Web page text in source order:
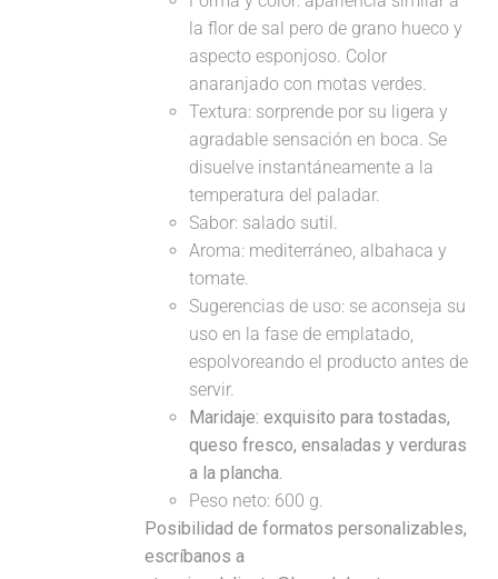
la flor de sal pero de grano hueco y
aspecto esponjoso. Color
anaranjado con motas verdes.
Textura: sorprende por su ligera y
agradable sensación en boca. Se
disuelve instantáneamente a la
temperatura del paladar.
Sabor: salado sutil.
Aroma: mediterráneo, albahaca y
tomate.
Sugerencias de uso: se aconseja su
uso en la fase de emplatado,
espolvoreando el producto antes de
servir.
Maridaje: exquisito para tostadas,
queso fresco, ensaladas y verduras
a la plancha.
Peso neto: 600 g.
Posibilidad de formatos personalizables,
escríbanos a